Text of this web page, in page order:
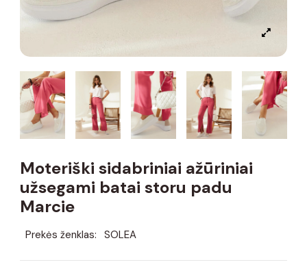
Moteriški sidabriniai ažūriniai
užsegami batai storu padu
Marcie
Prekės ženklas: SOLEA